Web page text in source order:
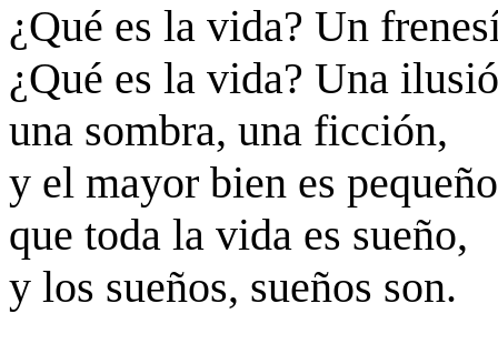
¿Qué es la vida? Un
¿Qué es la vida? Una
una sombra, una ficción,
y el mayor bien es
que toda la vida es sueño,
y los sueños, sueños son.